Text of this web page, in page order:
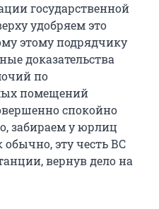
государственной
удобряем это
этому подрядчику
доказательства
по
помещений
спокойно
забираем у юрлиц
эту честь ВС
вернув дело на